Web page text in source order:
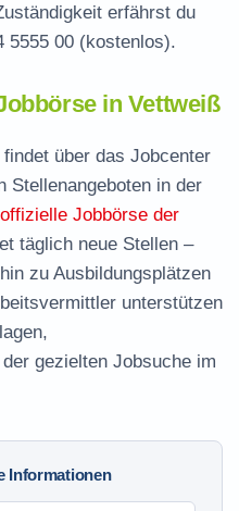
erfährst du
5555 00 (kostenlos).
in Vettweiß
über das Jobcenter
Stellenangeboten in der
offizielle Jobbörse der
täglich neue Stellen –
zu Ausbildungsplätzen
unterstützen
gezielten Jobsuche im
Informationen